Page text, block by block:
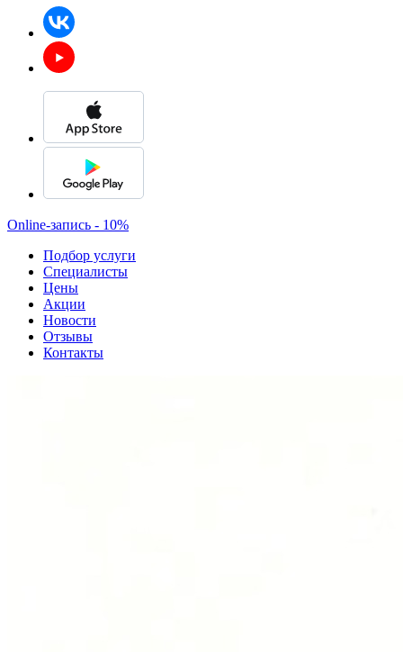
Online-запись - 10%
Подбор услуги
Специалисты
Цены
Акции
Новости
Отзывы
Контакты